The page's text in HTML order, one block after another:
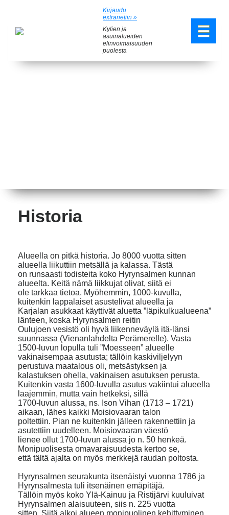
Kirjaudu
extranetiin »
Kylien ja
asuinalueiden
elinvoimaisuuden
puolesta
Historia
Alueella on pitkä historia. Jo 8000 vuotta sitten
alueella liikuttiin metsällä ja kalassa. Tästä
on runsaasti todisteita koko Hyrynsalmen kunnan
alueelta. Keitä nämä liikkujat olivat, siitä ei
ole tarkkaa tietoa. Myöhemmin, 1000-kuvulla,
kuitenkin lappalaiset asustelivat alueella ja
Karjalan asukkaat käyttivät aluetta ”läpikulkualueena”
länteen, koska Hyrynsalmen reitin
Oulujoen vesistö oli hyvä liikenneväylä itä-länsi
suunnassa (Vienanlahdelta Perämerelle). Vasta
1500-luvun lopulla tuli ”Moesseen” alueelle
vakinaisempaa asutusta; tällöin kaskiviljelyyn
perustuva maatalous oli, metsästyksen ja
kalastuksen ohella, vakinaisen asutuksen perusta.
Kuitenkin vasta 1600-luvulla asutus vakiintui alueella
laajemmin, mutta vain hetkeksi, sillä
1700-luvun alussa, ns. Ison Vihan (1713 – 1721)
aikaan, lähes kaikki Moisiovaaran talon
poltettiin. Pian ne kuitenkin jälleen rakennettiin ja
asutettiin uudelleen. Moisiovaaran väestö
lienee ollut 1700-luvun alussa jo n. 50 henkeä.
Monipuolisesta omavaraisuudesta kertoo se,
että tältä ajalta on myös merkkejä raudan poltosta.
Hyrynsalmen seurakunta itsenäistyi vuonna 1786 ja
Hyrynsalmesta tuli itsenäinen emäpitäjä.
Tällöin myös koko Ylä-Kainuu ja Ristijärvi kuuluivat
Hyrynsalmen alaisuuteen, siis n. 225 vuotta
sitten. Siitä alkoi alueen monipuolinen kehittyminen,